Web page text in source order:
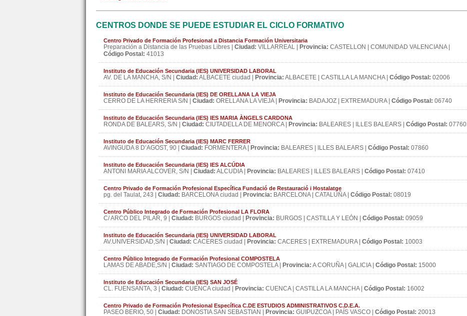
CENTROS DONDE SE PUEDE ESTUDIAR EL CICLO FORMATIVO
Centro Privado de Formación Profesional a Distancia Formación Universitaria
Preparación a Distancia de las Pruebas Libres | Ciudad: VILLARREAL | Provincia: CASTELLON | COMUNIDAD VALENCIANA |
Código Postal: 41013
Instituto de Educación Secundaria (IES) UNIVERSIDAD LABORAL
AV. DE LA MANCHA, S/N | Ciudad: ALBACETE ciudad | Provincia: ALBACETE | CASTILLA LA MANCHA | Código Postal: 02006
Instituto de Educación Secundaria (IES) DE ORELLANA LA VIEJA
CERRO DE LA HERRERIA S/N | Ciudad: ORELLANA LA VIEJA | Provincia: BADAJOZ | EXTREMADURA | Código Postal: 06740
Instituto de Educación Secundaria (IES) IES MARIA ÀNGELS CARDONA
RONDA DE BALEARS, S/N | Ciudad: CIUTADELLA DE MENORCA | Provincia: BALEARES | ILLES BALEARS | Código Postal: 07760
Instituto de Educación Secundaria (IES) MARC FERRER
AVINGUDA 8 D’AGOST, 90 | Ciudad: FORMENTERA | Provincia: BALEARES | ILLES BALEARS | Código Postal: 07860
Instituto de Educación Secundaria (IES) IES ALCÚDIA
ANTONI MARIA ALCOVER, S/N | Ciudad: ALCUDIA | Provincia: BALEARES | ILLES BALEARS | Código Postal: 07410
Centro Privado de Formación Profesional Específica Fundació de Restauració i Hostalatge
pg. del Taulat, 243 | Ciudad: BARCELONA ciudad | Provincia: BARCELONA | CATALUÑA | Código Postal: 08019
Centro Público Integrado de Formación Profesional LA FLORA
C/ ARCO DEL PILAR, 9 | Ciudad: BURGOS ciudad | Provincia: BURGOS | CASTILLA Y LEÓN | Código Postal: 09059
Instituto de Educación Secundaria (IES) UNIVERSIDAD LABORAL
AV.UNIVERSIDAD,S/N | Ciudad: CACERES ciudad | Provincia: CACERES | EXTREMADURA | Código Postal: 10003
Centro Público Integrado de Formación Profesional COMPOSTELA
LAMAS DE ABADE,S/N | Ciudad: SANTIAGO DE COMPOSTELA | Provincia: A CORUÑA | GALICIA | Código Postal: 15000
Instituto de Educación Secundaria (IES) SAN JOSÉ
CL. FUENSANTA, 3 | Ciudad: CUENCA ciudad | Provincia: CUENCA | CASTILLA LA MANCHA | Código Postal: 16002
Centro Privado de Formación Profesional Específica C.DE ESTUDIOS ADMINISTRATIVOS C.D.E.A.
PASEO BERIO, 50 | Ciudad: DONOSTIA SAN SEBASTIAN | Provincia: GUIPUZCOA | PAÍS VASCO | Código Postal: 20013